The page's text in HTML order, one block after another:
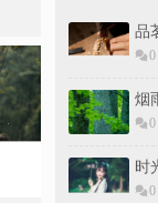
品
0
烟
0
时
0